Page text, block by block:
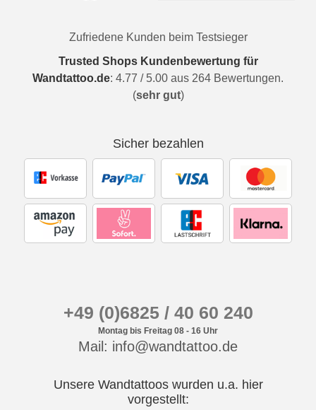
Zufriedene Kunden beim Testsieger
Trusted Shops Kundenbewertung für
Wandtattoo.de: 4.77 / 5.00 aus 264 Bewertungen.
(sehr gut)
Sicher bezahlen
+49 (0)6825 / 40 60 240
Montag bis Freitag 08 - 16 Uhr
Mail: info@wandtattoo.de
Unsere Wandtattoos wurden u.a. hier
vorgestellt: